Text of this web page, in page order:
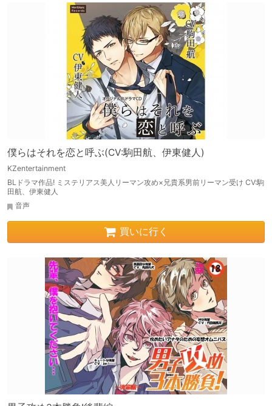
僕らはそれを恋と呼ぶ(CV:駒田航、伊東健人)
KZentertainment
BLドラマ作品! ミステリアス美人リーマン攻め×兄貴系男前リーマン受け CV:駒
田航、伊東健人
音声
買いに行く